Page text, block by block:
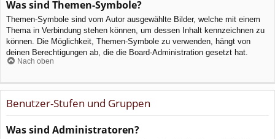
Was sind Themen-Symbole?
Themen-Symbole sind vom Autor ausgewählte Bilder, welche mit einem
Thema in Verbindung stehen können, um dessen Inhalt kennzeichnen zu
können. Die Möglichkeit, Themen-Symbole zu verwenden, hängt von
deinen Berechtigungen ab, die die Board-Administration gesetzt hat.
Nach oben
Benutzer-Stufen und Gruppen
Was sind Administratoren?